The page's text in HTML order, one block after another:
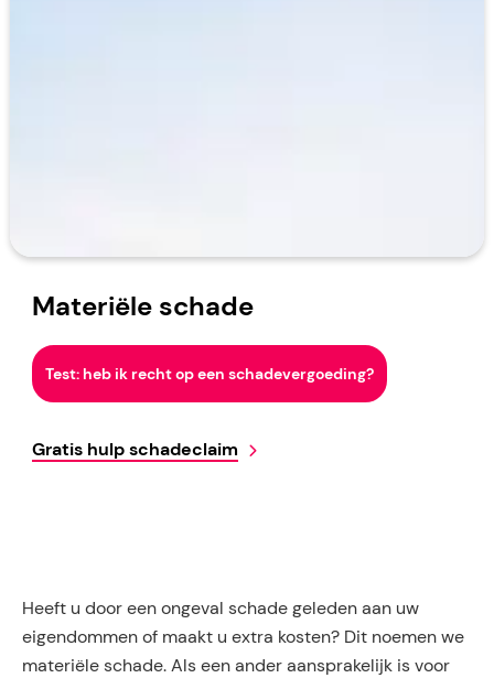
Materiële schade
Test: heb ik recht op een schadevergoeding?
Gratis hulp schadeclaim
Heeft u door een ongeval schade geleden aan uw
eigendommen of maakt u extra kosten? Dit noemen we
materiële schade. Als een ander aansprakelijk is voor